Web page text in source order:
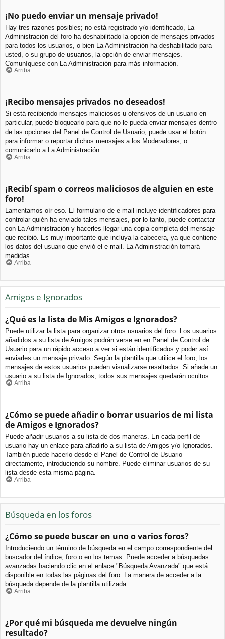
¡No puedo enviar un mensaje privado!
Hay tres razones posibles; no está registrado y/o identificado, La
Administración del foro ha deshabilitado la opción de mensajes privados
para todos los usuarios, o bien La Administración ha deshabilitado para
usted, o su grupo de usuarios, la opción de enviar mensajes.
Comuníquese con La Administración para más información.
Arriba
¡Recibo mensajes privados no deseados!
Si está recibiendo mensajes maliciosos u ofensivos de un usuario en
particular, puede bloquearlo para que no le pueda enviar mensajes dentro
de las opciones del Panel de Control de Usuario, puede usar el botón
para informar o reportar dichos mensajes a los Moderadores, o
comunicarlo a La Administración.
Arriba
¡Recibí spam o correos maliciosos de alguien en este
foro!
Lamentamos oír eso. El formulario de e-mail incluye identificadores para
controlar quién ha enviado tales mensajes, por lo tanto, puede contactar
con La Administración y hacerles llegar una copia completa del mensaje
que recibió. Es muy importante que incluya la cabecera, ya que contiene
los datos del usuario que envió el e-mail. La Administración tomará
medidas.
Arriba
Amigos e Ignorados
¿Qué es la lista de Mis Amigos e Ignorados?
Puede utilizar la lista para organizar otros usuarios del foro. Los usuarios
añadidos a su lista de Amigos podrán verse en en Panel de Control de
Usuario para un rápido acceso a ver si están identificados y poder así
enviarles un mensaje privado. Según la plantilla que utilice el foro, los
mensajes de estos usuarios pueden visualizarse resaltados. Si añade un
usuario a su lista de Ignorados, todos sus mensajes quedarán ocultos.
Arriba
¿Cómo se puede añadir o borrar usuarios de mi lista
de Amigos e Ignorados?
Puede añadir usuarios a su lista de dos maneras. En cada perfil de
usuario hay un enlace para añadirlo a su lista de Amigos y/o Ignorados.
También puede hacerlo desde el Panel de Control de Usuario
directamente, introduciendo su nombre. Puede eliminar usuarios de su
lista desde esta misma página.
Arriba
Búsqueda en los foros
¿Cómo se puede buscar en uno o varios foros?
Introduciendo un término de búsqueda en el campo correspondiente del
buscador del índice, foro o en los temas. Puede acceder a búsquedas
avanzadas haciendo clic en el enlace "Búsqueda Avanzada" que está
disponible en todas las páginas del foro. La manera de acceder a la
búsqueda depende de la plantilla utilizada.
Arriba
¿Por qué mi búsqueda me devuelve ningún
resultado?